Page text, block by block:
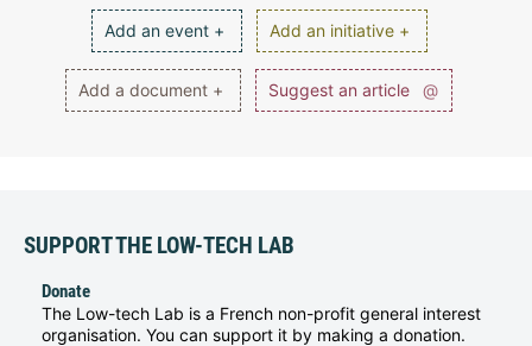
Add an event + Add an initiative +
Add a document + Suggest an article @
SUPPORT THE LOW-TECH LAB
Donate
The Low-tech Lab is a French non-profit general interest
organisation. You can support it by making a donation.